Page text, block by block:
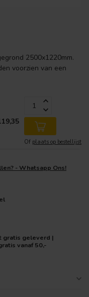
2500x1220mm.
voorzien van een
Of plaats op bestellijst
- Whatsapp Ons!
gratis geleverd |
vanaf 50,-